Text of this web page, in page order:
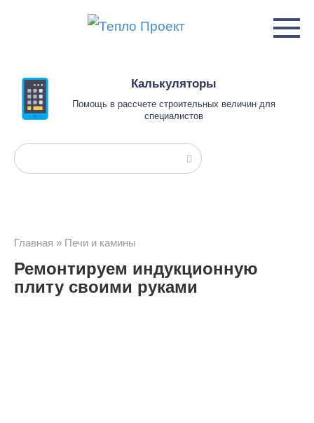
Калькуляторы
Помощь в рассчете строительных величин для
специалистов
Поиск:
Главная » Печи и камины
Ремонтируем индукционную
плиту своими руками